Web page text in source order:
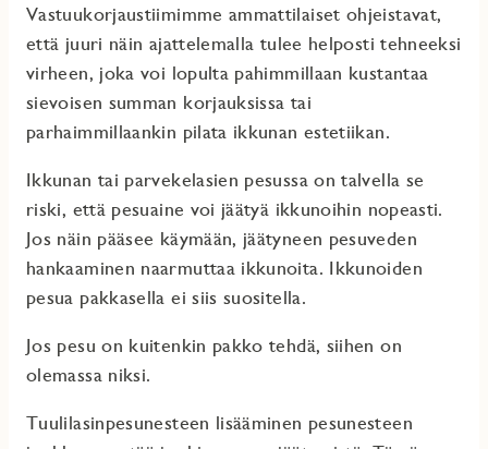
Vastuukorjaustiimimme ammattilaiset ohjeistavat,
että juuri näin ajattelemalla tulee helposti tehneeksi
virheen, joka voi lopulta pahimmillaan kustantaa
sievoisen summan korjauksissa tai
parhaimmillaankin pilata ikkunan estetiikan.
Ikkunan tai parvekelasien pesussa on talvella se
riski, että pesuaine voi jäätyä ikkunoihin nopeasti.
Jos näin pääsee käymään, jäätyneen pesuveden
hankaaminen naarmuttaa ikkunoita. Ikkunoiden
pesua pakkasella ei siis suositella.
Jos pesu on kuitenkin pakko tehdä, siihen on
olemassa niksi.
Tuulilasinpesunesteen lisääminen pesunesteen